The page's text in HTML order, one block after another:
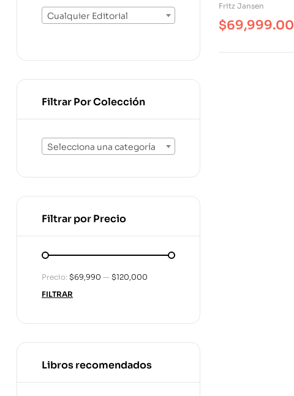
Fritz Jansen
$69,999.00
Cualquier Editorial
Filtrar Por Colección
Selecciona una categoría
Filtrar por Precio
FILTRAR
Precio: $69,990 — $120,000
Libros recomendados